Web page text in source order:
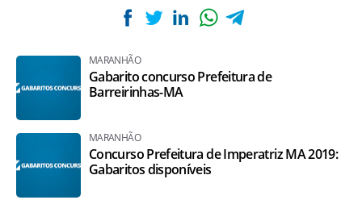
MARANHÃO
Gabarito concurso Prefeitura de
Barreirinhas-MA
MARANHÃO
Concurso Prefeitura de Imperatriz MA 2019:
Gabaritos disponíveis